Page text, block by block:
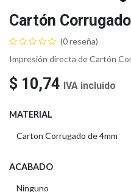
Cartón
(0 reseña)
Impresión directa de Cartón
$ 10,74 IVA incluido
MATERIAL
ACABADO